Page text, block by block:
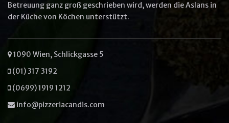
Betreuung ganz groß geschrieben wird, werden die Aslans in
der Küche von Köchen unterstützt.
1090 Wien, Schlickgasse 5
(01) 317 3192
(0699) 1919 1212
info@pizzeriacandis.com
VIEW CART ORDER NOW